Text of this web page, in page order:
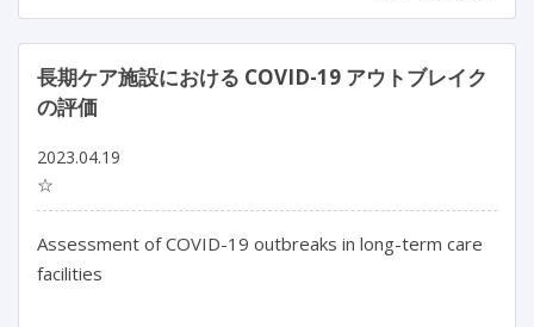
長期ケア施設における COVID-19 アウトブレイク
の評価
2023.04.19
☆
Assessment of COVID-19 outbreaks in long-term care
facilities